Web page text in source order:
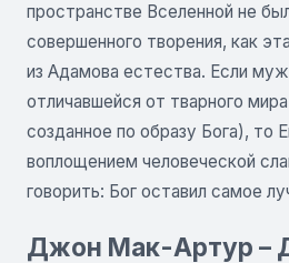
пространстве Вселенной не
совершенного творения, как
из Адамова естества. Если
отличавшейся от тварного
созданное по образу Бога), то
воплощением человеческой
говорить: Бог оставил самое
Джон Мак-Артур –